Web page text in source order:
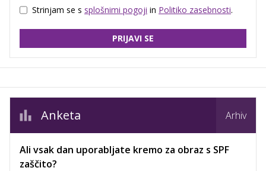
Strinjam se s splošnimi pogoji in Politiko zasebnosti.
PRIJAVI SE
Anketa Arhiv
Ali vsak dan uporabljate kremo za obraz s SPF
zaščito?